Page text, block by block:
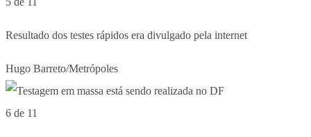
Resultado dos testes rápidos era divulgado pela internet
Hugo Barreto/Metrópoles
6 de 11